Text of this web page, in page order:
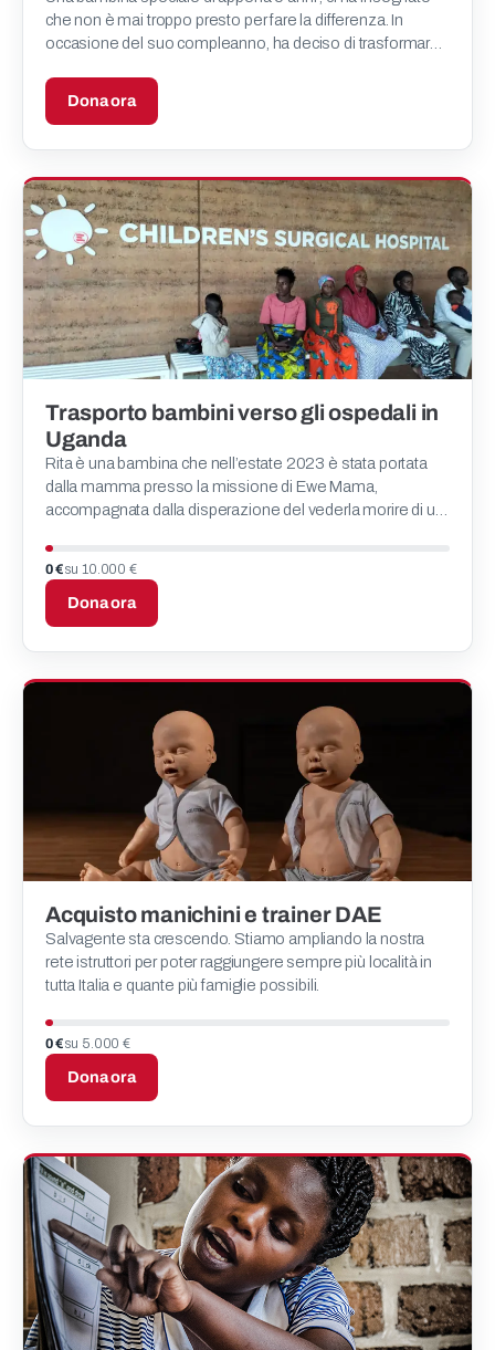
che non è mai troppo presto per fare la differenza. In
occasione del suo compleanno, ha deciso di trasformare
Dona ora
Trasporto bambini verso gli ospedali in
Uganda
Rita è una bambina che nell’estate 2023 è stata portata
dalla mamma presso la missione di Ewe Mama,
accompagnata dalla disperazione del vederla morire di un
te
0 €su 10.000 €
Dona ora
Acquisto manichini e trainer DAE
Salvagente sta crescendo. Stiamo ampliando la nostra
rete istruttori per poter raggiungere sempre più località in
tutta Italia e quante più famiglie possibili.
0 €su 5.000 €
Dona ora